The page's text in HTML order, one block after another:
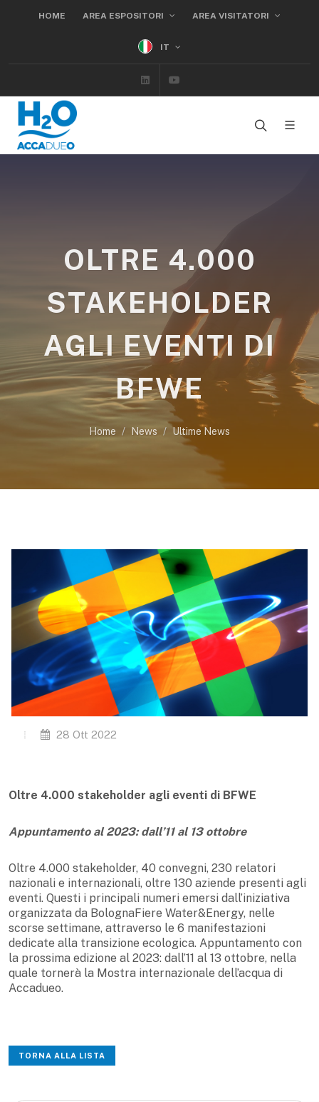
HOME AREA ESPOSITORI AREA VISITATORI
IT
Linkedin
OLTRE 4.000
STAKEHOLDER
AGLI EVENTI DI
BFWE
Home News Ultime News
28 Ott 2022
Oltre 4.000 stakeholder agli eventi di BFWE
Appuntamento al 2023: dall’11 al 13 ottobre
Oltre 4.000 stakeholder, 40 convegni, 230 relatori
nazionali e internazionali, oltre 130 aziende presenti agli
eventi. Questi i principali numeri emersi dall’iniziativa
organizzata da BolognaFiere Water&Energy, nelle
scorse settimane, attraverso le 6 manifestazioni
dedicate alla transizione ecologica. Appuntamento con
la prossima edizione al 2023: dall’11 al 13 ottobre, nella
quale tornerà la Mostra internazionale dell’acqua di
Accadueo.
TORNA ALLA LISTA